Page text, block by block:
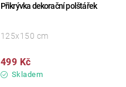
Přikrývka dekorační polštářek
Skladem
499 Kč
125x150 cm